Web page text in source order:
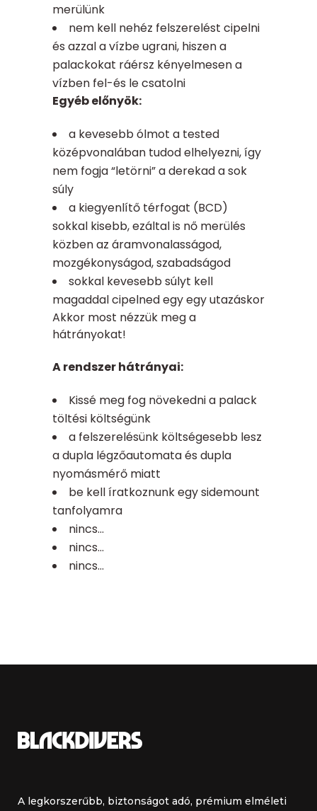
merülünk
nem kell nehéz felszerelést cipelni
és azzal a vízbe ugrani, hiszen a
palackokat ráérsz kényelmesen a
vízben fel-és le csatolni
Egyéb előnyök:
a kevesebb ólmot a tested
középvonalában tudod elhelyezni, így
nem fogja “letörni” a derekad a sok
súly
a kiegyenlítő térfogat (BCD)
sokkal kisebb, ezáltal is nő merülés
közben az áramvonalasságod,
mozgékonyságod, szabadságod
sokkal kevesebb súlyt kell
magaddal cipelned egy egy utazáskor
Akkor most nézzük meg a
hátrányokat!
A rendszer hátrányai:
Kissé meg fog növekedni a palack
töltési költségünk
a felszerelésünk költségesebb lesz
a dupla légzőautomata és dupla
nyomásmérő miatt
be kell íratkoznunk egy sidemount
tanfolyamra
nincs…
nincs…
nincs…
A legkorszerűbb, biztonságot adó, prémium elméleti